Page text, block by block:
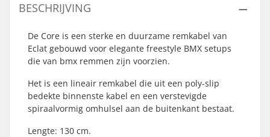
BESCHRIJVING
De Core is een sterke en duurzame remkabel van
Eclat gebouwd voor elegante freestyle BMX setups
die van bmx remmen zijn voorzien.
Het is een lineair remkabel die uit een poly-slip
bedekte binnenste kabel en een verstevigde
spiraalvormig omhulsel aan de buitenkant bestaat.
Lengte: 130 cm.